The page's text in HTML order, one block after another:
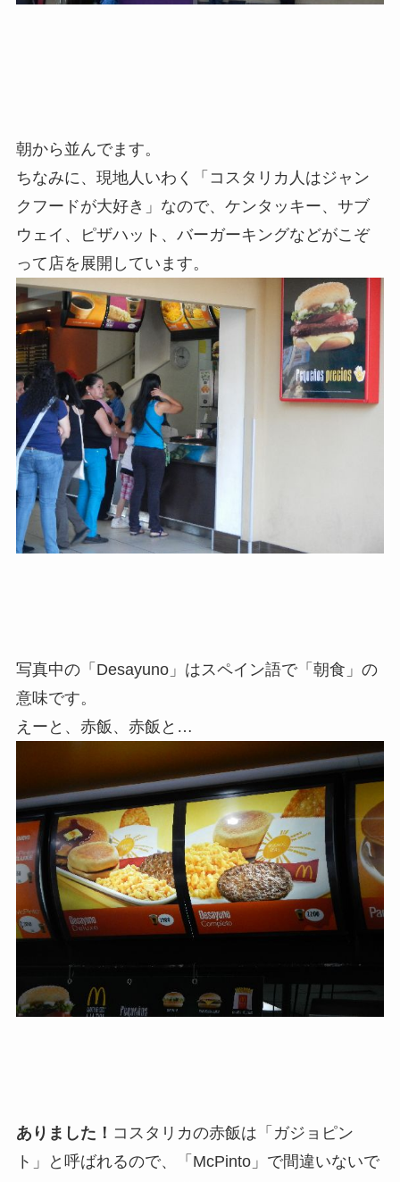
朝から並んでます。
ちなみに、現地人いわく「コスタリカ人はジャン
クフードが大好き」なので、ケンタッキー、サブ
ウェイ、ピザハット、バーガーキングなどがこぞ
って店を展開しています。
写真中の「Desayuno」はスペイン語で「朝食」の
意味です。
えーと、赤飯、赤飯と…
ありました！ コスタリカの赤飯は「ガジョピン
ト」と呼ばれるので、「McPinto」で間違いないで